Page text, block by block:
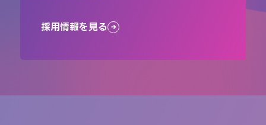
採用情報を見る